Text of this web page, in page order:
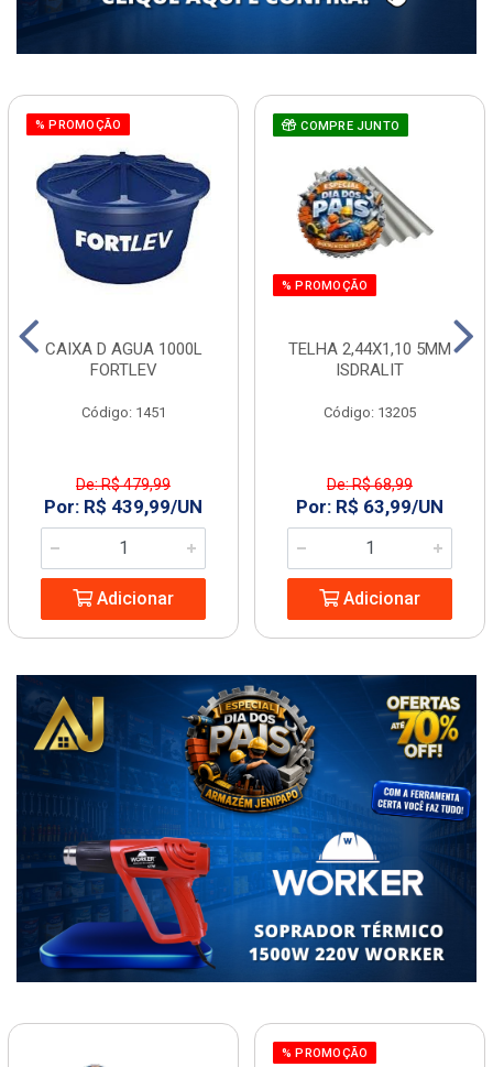
% PROMOÇÃO
CAIXA D AGUA 1000L
FORTLEV
Código: 1451
De: R$ 479,99
Por: R$ 439,99/UN
Adicionar
COMPRE JUNTO
% PROMOÇÃO
TELHA 2,44X1,10 5MM
ISDRALIT
Código: 13205
De: R$ 68,99
Por: R$ 63,99/UN
Adicionar
% PROMOÇÃO